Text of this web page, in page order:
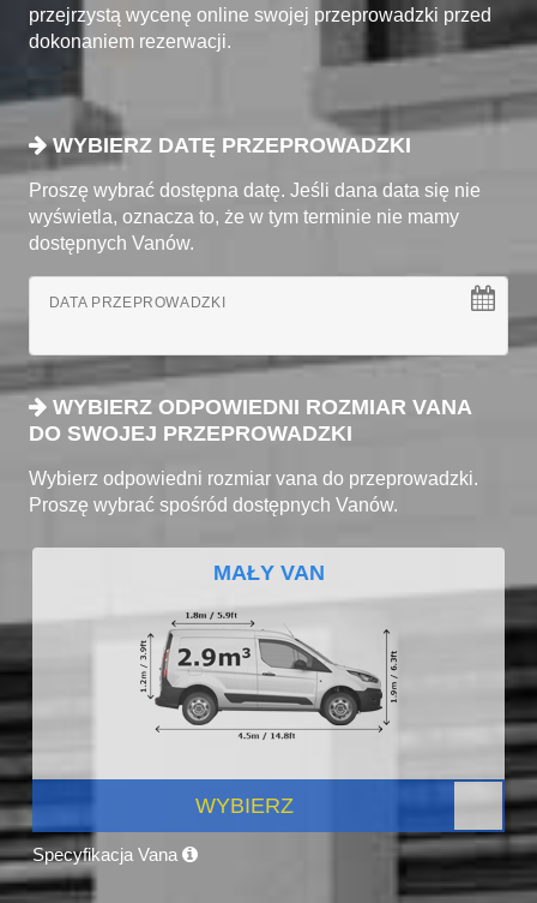
przejrzystą wycenę online swojej przeprowadzki przed
dokonaniem rezerwacji.
WYBIERZ DATĘ PRZEPROWADZKI
Proszę wybrać dostępna datę. Jeśli dana data się nie
wyświetla, oznacza to, że w tym terminie nie mamy
dostępnych Vanów.
DATA PRZEPROWADZKI
WYBIERZ ODPOWIEDNI ROZMIAR VANA
DO SWOJEJ PRZEPROWADZKI
Wybierz odpowiedni rozmiar vana do przeprowadzki.
Proszę wybrać spośród dostępnych Vanów.
MAŁY VAN
WYBIERZ
Specyfikacja Vana